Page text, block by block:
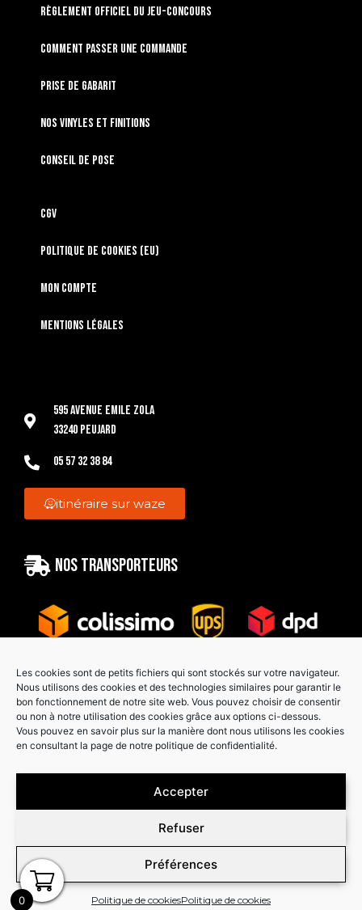
Les cookies sont de petits fichiers qui sont stockés sur votre navigateur.
Nous utilisons des cookies et des technologies similaires pour garantir le
bon fonctionnement de notre site web. Vous pouvez choisir de consentir
ou non à notre utilisation des cookies grâce aux options ci-dessous.
Vous pouvez en savoir plus sur la manière dont nous utilisons les cookies
en consultant la page de notre politique de confidentialité.
Accepter
Refuser
Préférences
Politique de cookiesPolitique de cookies
RÈGLEMENT OFFICIEL DU JEU-CONCOURS
Comment passer une commande
Prise de gabarit
Nos vinyles et finitions
Conseil de pose
CGV
Politique de cookies (EU)
Mon compte
Mentions légales
595 Avenue Emile Zola
33240 Peujard
05 57 32 38 84
itinéraire sur waze
Nos transporteurs
Paiement sécurisé
Copyright © Graphcover 2026
0